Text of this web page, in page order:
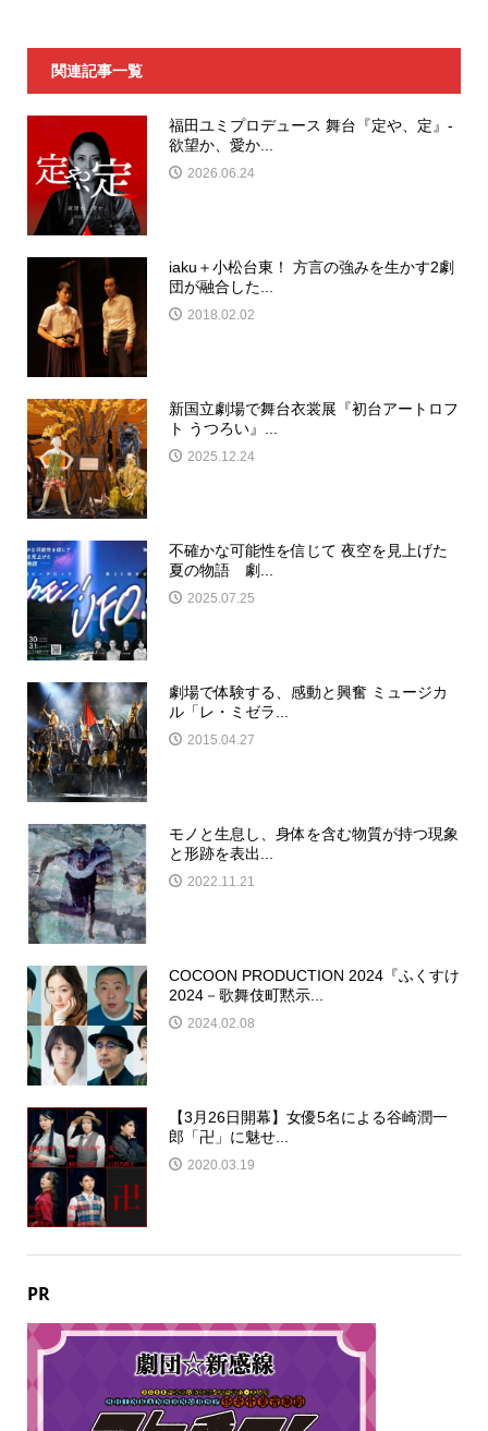
関連記事一覧
福田ユミプロデュース 舞台『定や、定』-
欲望か、愛か...
2026.06.24
iaku＋小松台東！ 方言の強みを生かす2劇
団が融合した...
2018.02.02
新国立劇場で舞台衣裳展『初台アートロフ
ト うつろい』...
2025.12.24
不確かな可能性を信じて 夜空を見上げた
夏の物語 劇...
2025.07.25
劇場で体験する、感動と興奮 ミュージカ
ル「レ・ミゼラ...
2015.04.27
モノと生息し、身体を含む物質が持つ現象
と形跡を表出...
2022.11.21
COCOON PRODUCTION 2024『ふくすけ
2024－歌舞伎町黙示...
2024.02.08
【3月26日開幕】女優5名による谷崎潤一
郎「卍」に魅せ...
2020.03.19
PR